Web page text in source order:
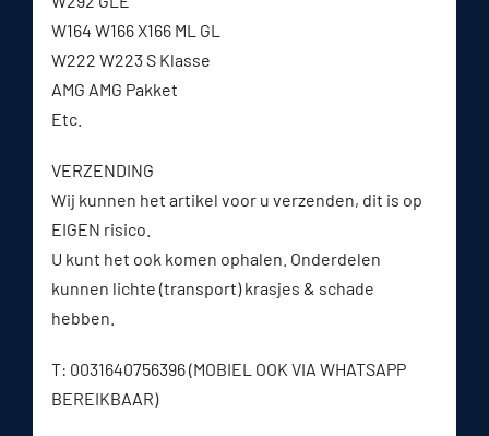
W164 W166 X166 ML GL
W222 W223 S Klasse
AMG AMG Pakket
Etc.
VERZENDING
Wij kunnen het artikel voor u verzenden, dit is op
EIGEN risico.
U kunt het ook komen ophalen. Onderdelen
kunnen lichte (transport) krasjes & schade
hebben.
T: 0031640756396 (MOBIEL OOK VIA WHATSAPP
BEREIKBAAR)